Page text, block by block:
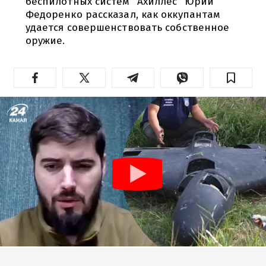
Федоренко рассказал, как оккупантам
удается совершенствовать собственное
оружие.